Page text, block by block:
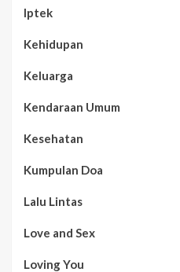
Iptek
Kehidupan
Keluarga
Kendaraan Umum
Kesehatan
Kumpulan Doa
Lalu Lintas
Love and Sex
Loving You